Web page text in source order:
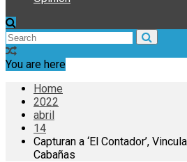
You are here
Home
2022
abril
14
Capturan a ‘El Contador’,
Cabañas